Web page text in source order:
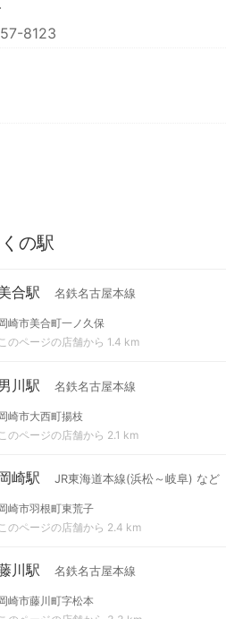
8123
の駅
合駅 名鉄名古屋本線
崎市美合町一ノ久保
のページの店舗から 1.4 km
川駅 名鉄名古屋本線
崎市大西町揚枝
このページの店舗から 2.1 km
崎駅 JR東海道本線(浜松～岐阜) など
崎市羽根町東荒子
このページの店舗から 2.4 km
川駅 名鉄名古屋本線
崎市藤川町字松本